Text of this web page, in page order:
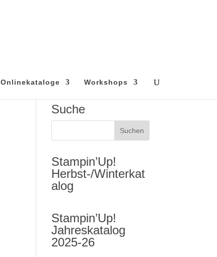
Onlinekataloge Workshops
Suche
Stampin’Up!
Herbst-/Winterkat
alog
Stampin’Up!
Jahreskatalog
2025-26